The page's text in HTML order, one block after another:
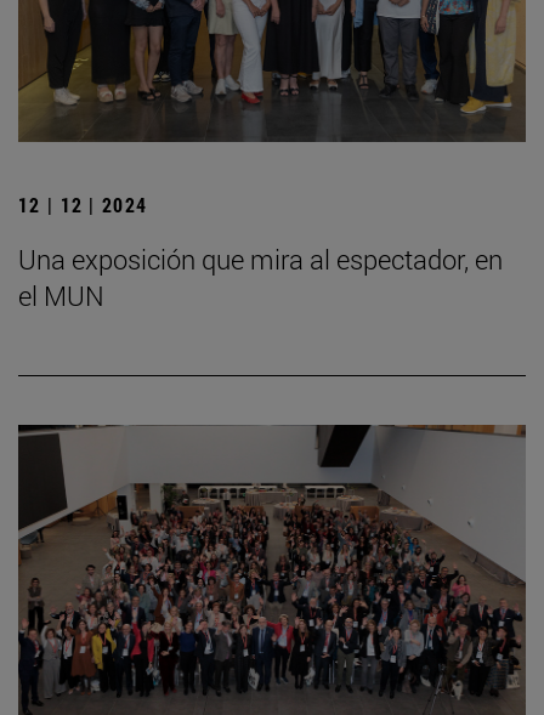
12 | 12 | 2024
Una exposición que mira al espectador, en
el MUN